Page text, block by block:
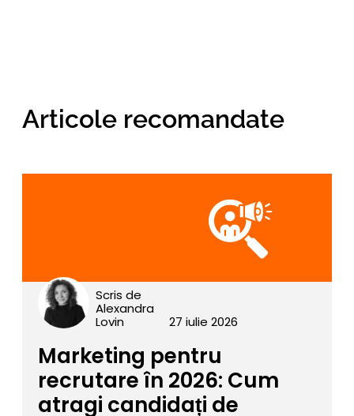
Articole recomandate
Scris de
Alexandra
Lovin
27 iulie 2026
Marketing pentru
recrutare în 2026: Cum
atragi candidați de